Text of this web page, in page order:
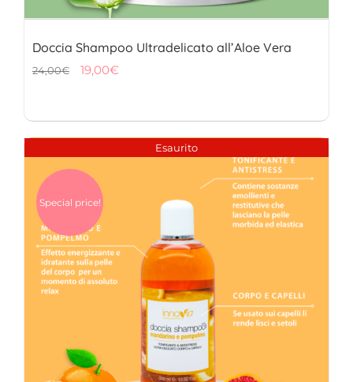
Doccia Shampoo Ultradelicato all’Aloe Vera
24,00€
Il
era:
24,00€.
19,00€
è:
19,00€.
Esaurito
Special price!